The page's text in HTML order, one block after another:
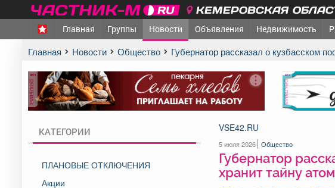
КЕМЕРОВСКАЯ
Главная Группы Новости Объявления Недвижимость
Главная Новости Общество Губернатор рассказал о кузбасском
реклама реклама
КАТЕГОРИИ
ПЛАНОВЫЕ ОТКЛЮЧЕНИЯ
Акции
VSE42.RU
5 июля 2026 Общество
Губернатор
хранит тайну